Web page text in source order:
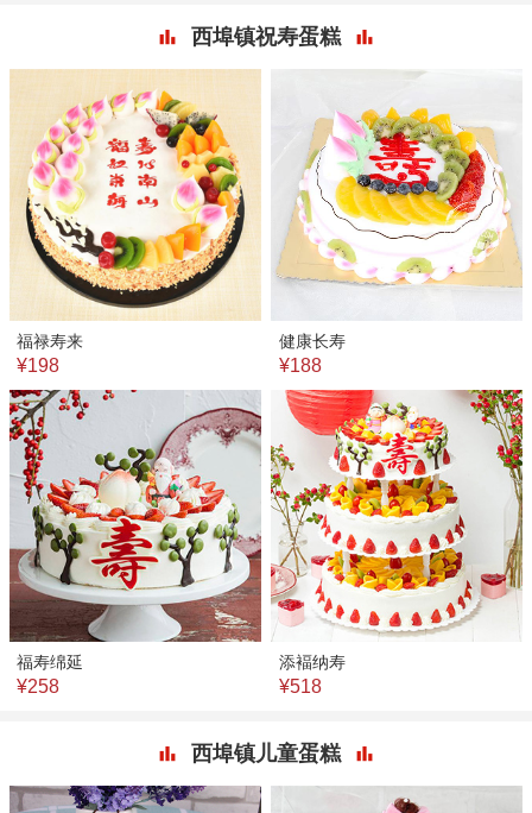
西埠镇祝寿蛋糕
福禄寿来
¥198
健康长寿
¥188
福寿绵延
¥258
添褔纳寿
¥518
西埠镇儿童蛋糕